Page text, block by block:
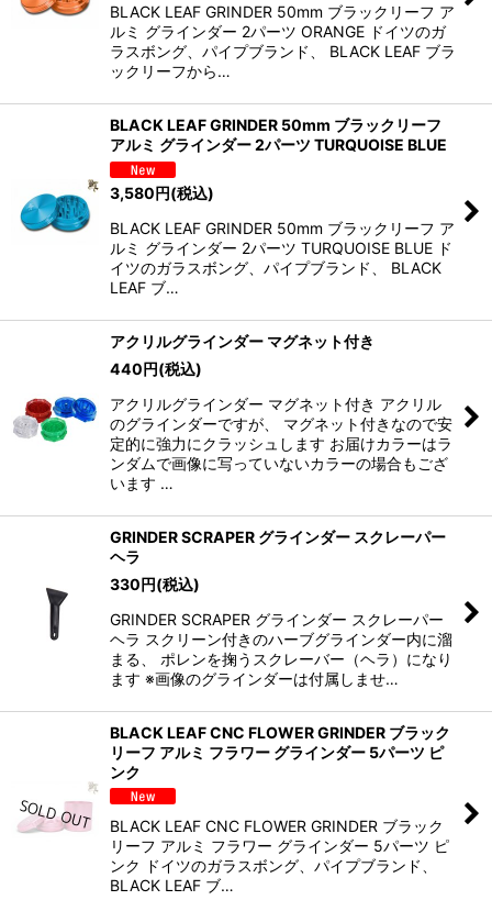
BLACK LEAF GRINDER 50mm ブラックリーフ ア
ルミ グラインダー 2パーツ ORANGE ドイツのガ
ラスボング、パイプブランド、 BLACK LEAF ブラ
ックリーフから…
BLACK LEAF GRINDER 50mm ブラックリーフ
アルミ グラインダー 2パーツ TURQUOISE BLUE
3,580円(税込)
BLACK LEAF GRINDER 50mm ブラックリーフ ア
ルミ グラインダー 2パーツ TURQUOISE BLUE ド
イツのガラスボング、パイプブランド、 BLACK
LEAF ブ…
アクリルグラインダー マグネット付き
440円(税込)
アクリルグラインダー マグネット付き アクリル
のグラインダーですが、 マグネット付きなので安
定的に強力にクラッシュします お届けカラーはラ
ンダムで画像に写っていないカラーの場合もござ
います …
GRINDER SCRAPER グラインダー スクレーパー
ヘラ
330円(税込)
GRINDER SCRAPER グラインダー スクレーパー
ヘラ スクリーン付きのハーブグラインダー内に溜
まる、 ポレンを掬うスクレーバー（ヘラ）になり
ます ※画像のグラインダーは付属しませ…
BLACK LEAF CNC FLOWER GRINDER ブラック
リーフ アルミ フラワー グラインダー 5パーツ ピ
ンク
BLACK LEAF CNC FLOWER GRINDER ブラック
リーフ アルミ フラワー グラインダー 5パーツ ピ
ンク ドイツのガラスボング、パイプブランド、
BLACK LEAF ブ…